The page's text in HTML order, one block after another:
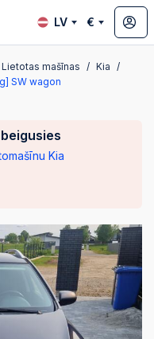
LV €
Lietotas mašīnas
Kia
SW wagon
Kia